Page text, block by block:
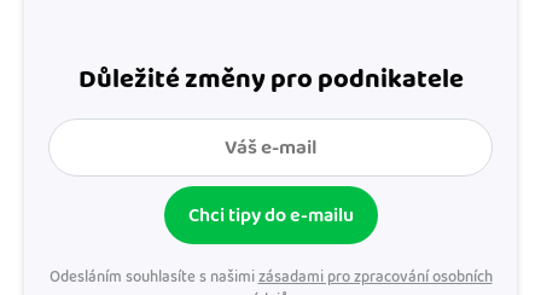
Důležité změny pro podnikatele
Chci tipy do e-mailu
Odesláním souhlasíte s našimizásadami pro zpracování osobních